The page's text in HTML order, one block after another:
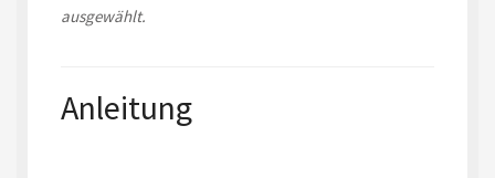
ausgewählt.
Anleitung